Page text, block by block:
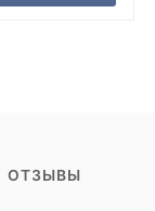
ОТЗЫВЫ